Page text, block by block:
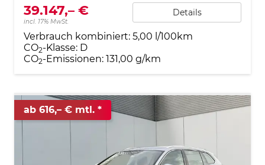
39.147,– €
incl. 17% MwSt.
Details
Verbrauch kombiniert: 5,00 l/100km
CO2-Klasse: D
CO2-Emissionen: 131,00 g/km
ab 616,– € mtl.